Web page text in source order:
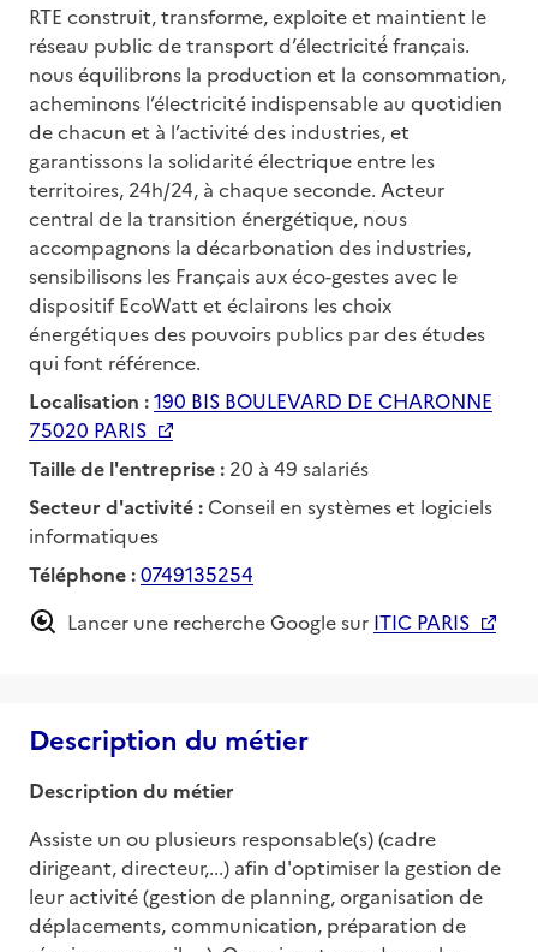
RTE construit, transforme, exploite et maintient le
réseau public de transport d’électricité́ français.
nous équilibrons la production et la consommation,
acheminons l’électricité indispensable au quotidien
de chacun et à l’activité des industries, et
garantissons la solidarité électrique entre les
territoires, 24h/24, à chaque seconde. Acteur
central de la transition énergétique, nous
accompagnons la décarbonation des industries,
sensibilisons les Français aux éco-gestes avec le
dispositif EcoWatt et éclairons les choix
énergétiques des pouvoirs publics par des études
qui font référence.
Localisation :190 BIS BOULEVARD DE CHARONNE
75020 PARIS
Taille de l'entreprise : 20 à 49 salariés
Secteur d'activité : Conseil en systèmes et logiciels
informatiques
Téléphone :0749135254
Lancer une recherche Google sur ITIC PARIS
Description du métier
Description du métier
Assiste un ou plusieurs responsable(s) (cadre
dirigeant, directeur,...) afin d'optimiser la gestion de
leur activité (gestion de planning, organisation de
déplacements, communication, préparation de